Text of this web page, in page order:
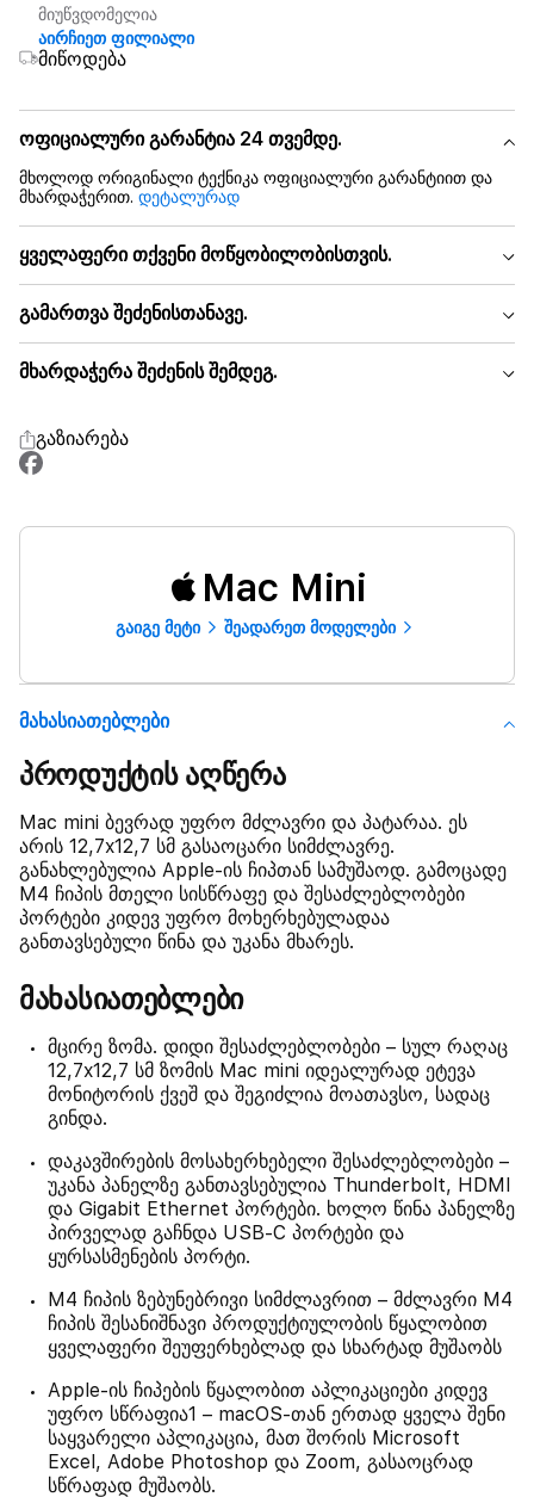
მიუწვდომელია
აირჩიეთ ფილიალი
მიწოდება
ოფიციალური გარანტია 24 თვემდე.
მხოლოდ ორიგინალი ტექნიკა ოფიციალური გარანტიით და
მხარდაჭერით. დეტალურად
ყველაფერი თქვენი მოწყობილობისთვის.
გამართვა შეძენისთანავე.
მხარდაჭერა შეძენის შემდეგ.
გაზიარება
Mac Mini
გაიგე მეტი შეადარეთ მოდელები
Მახასიათებლები
პროდუქტის აღწერა
Mac mini ბევრად უფრო მძლავრი და პატარაა. ეს
არის 12,7x12,7 სმ გასაოცარი სიმძლავრე.
განახლებულია Apple-ის ჩიპთან სამუშაოდ. გამოცადე
M4 ჩიპის მთელი სისწრაფე და შესაძლებლობები
პორტები კიდევ უფრო მოხერხებულადაა
განთავსებული წინა და უკანა მხარეს.
მახასიათებლები
მცირე ზომა. დიდი შესაძლებლობები – სულ რაღაც
12,7x12,7 სმ ზომის Mac mini იდეალურად ეტევა
მონიტორის ქვეშ და შეგიძლია მოათავსო, სადაც
გინდა.
დაკავშირების მოსახერხებელი შესაძლებლობები –
უკანა პანელზე განთავსებულია Thunderbolt, HDMI
და Gigabit Ethernet პორტები. ხოლო წინა პანელზე
პირველად გაჩნდა USB-C პორტები და
ყურსასმენების პორტი.
M4 ჩიპის ზებუნებრივი სიმძლავრით – მძლავრი M4
ჩიპის შესანიშნავი პროდუქტიულობის წყალობით
ყველაფერი შეუფერხებლად და სხარტად მუშაობს
Apple-ის ჩიპების წყალობით აპლიკაციები კიდევ
უფრო სწრაფია1 – macOS-თან ერთად ყველა შენი
საყვარელი აპლიკაცია, მათ შორის Microsoft
Excel, Adobe Photoshop და Zoom, გასაოცრად
სწრაფად მუშაობს.